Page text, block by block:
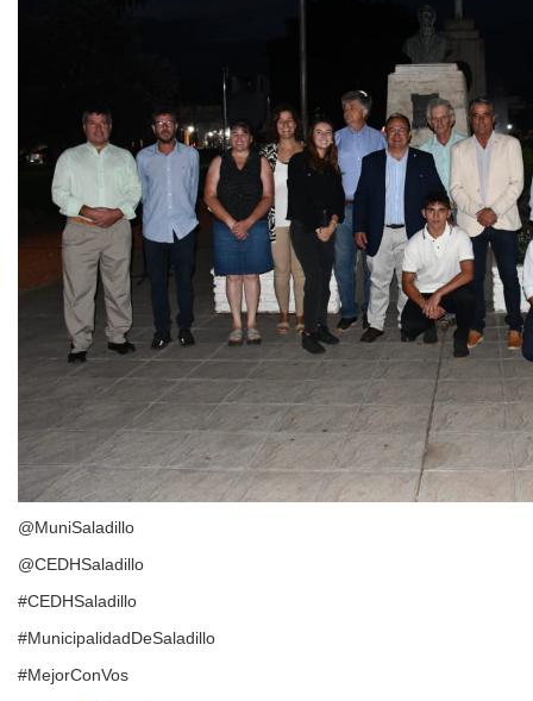
@MuniSaladillo
@CEDHSaladillo
#CEDHSaladillo
#MunicipalidadDeSaladillo
#MejorConVos